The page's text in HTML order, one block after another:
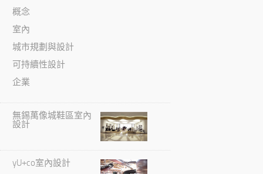
概念
室內
城市規劃與設計
可持續性設計
企業
無錫萬像城鞋區室內
設計
yU+co室內設計